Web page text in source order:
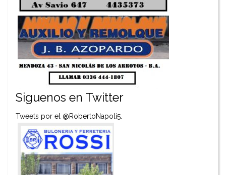
Siguenos en Twitter
Tweets por el @RobertoNapoli5.